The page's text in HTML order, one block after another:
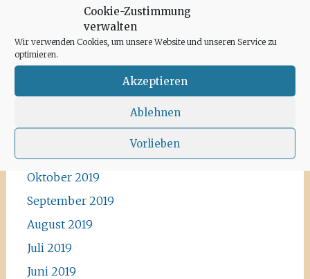
Cookie-Zustimmung
verwalten
Wir verwenden Cookies, um unsere Website und unseren Service zu
optimieren.
Akzeptieren
Ablehnen
Vorlieben
April 2020
März 2020
Dezember 2019
Oktober 2019
September 2019
August 2019
Juli 2019
Juni 2019